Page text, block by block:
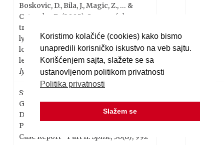
Boskovic, D., Bila, J., Magic, Z., … &
Catovsky, D. (2005). Successful
treatment of extranodal Hodgkin’s
lymphoma in a patient with
longstanding hairy cell
leukemia.Leukemia &
lymphoma,46(5), 765-769.
Stosic-Opincal, T., Peric, V., Lilic, G.,
Gavrilovic, S., Milakovic, B., & Grujicic,
D. (2005). Spine MRI Findings in a
Patient With Tuberous Sclerosis: A
Case Report—Part II. Spine, 30(8), 992-
Koristimo kolačiće (cookies) kako bismo
unapredili korisničko iskustvo na veb sajtu.
Korišćenjem sajta, slažete se sa
ustanovljenom politikom privatnosti
Politika privatnosti
Slažem se